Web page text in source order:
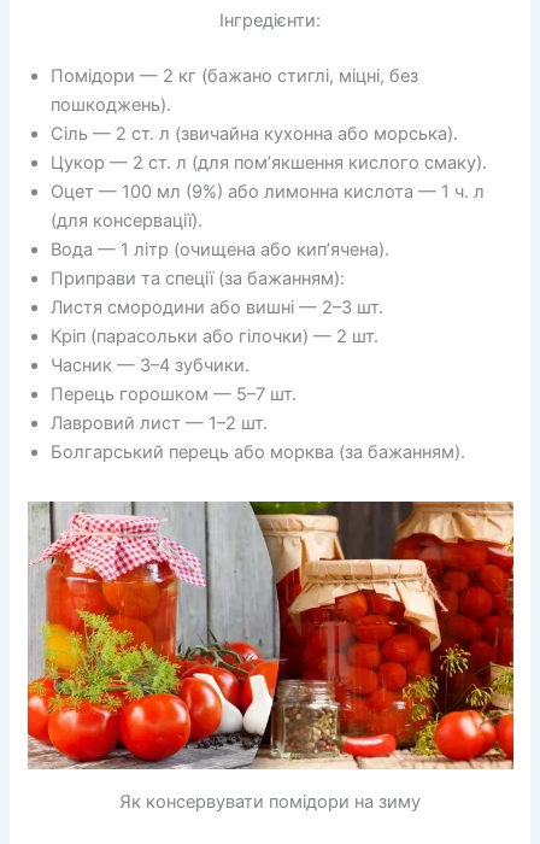
Інгредієнти:
Помідори — 2 кг (бажано стиглі, міцні, без
пошкоджень).
Сіль — 2 ст. л (звичайна кухонна або морська).
Цукор — 2 ст. л (для пом’якшення кислого смаку).
Оцет — 100 мл (9%) або лимонна кислота — 1 ч. л
(для консервації).
Вода — 1 літр (очищена або кип’ячена).
Приправи та спеції (за бажанням):
Листя смородини або вишні — 2–3 шт.
Кріп (парасольки або гілочки) — 2 шт.
Часник — 3–4 зубчики.
Перець горошком — 5–7 шт.
Лавровий лист — 1–2 шт.
Болгарський перець або морква (за бажанням).
Як консервувати помідори на зиму